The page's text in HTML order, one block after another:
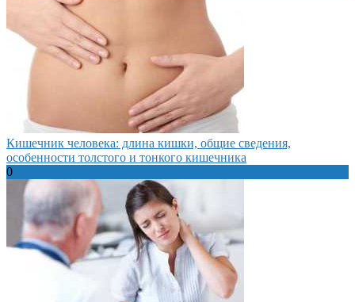
Кишечник человека: длина кишки, общие сведения,
особенности толстого и тонкого кишечника
0